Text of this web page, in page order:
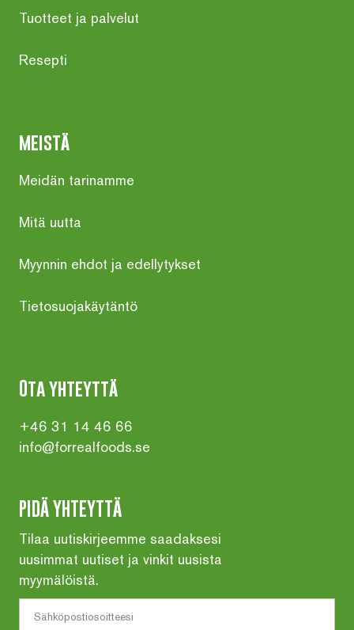
Tuotteet ja palvelut
Resepti
meistä
Meidän tarinamme
Mitä uutta
Myynnin ehdot ja edellytykset
Tietosuojakäytäntö
Ota yhteyttä
+46 31 14 46 66
info@forrealfoods.se
PIDÄ YHTEYTTÄ
Tilaa uutiskirjeemme saadaksesi
uusimmat uutiset ja vinkit uusista
myymälöistä.